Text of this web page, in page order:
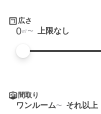
広さ
0㎡ 上限なし
間取り
ワンルーム それ以上